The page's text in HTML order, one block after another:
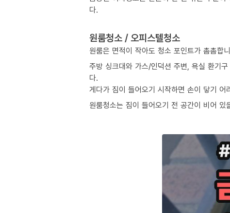
다.
원룸청소 / 오피스텔청소
원룸은 면적이 작아도 청소 포인트가 촘촘합
주방 싱크대와 가스/인덕션 주변, 욕실 환기
다.
게다가 짐이 들어오기 시작하면 손이 닿기 어
원룸청소는 짐이 들어오기 전 공간이 비어